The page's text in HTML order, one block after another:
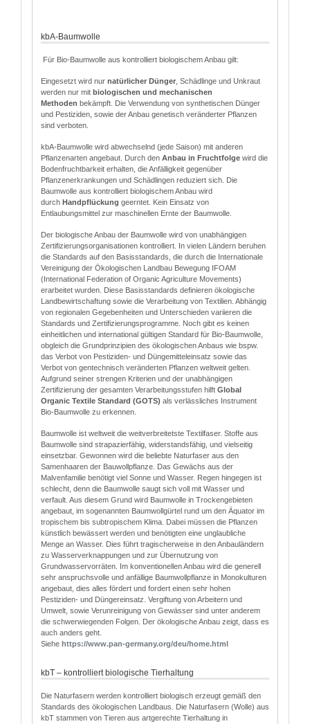
kbA-Baumwolle
Für Bio-Baumwolle aus kontrolliert biologischem Anbau gilt:
Eingesetzt wird nur natürlicher Dünger , Schädlinge und Unkraut
werden nur mit biologischen und mechanischen
Methoden bekämpft. Die Verwendung von synthetischen Dünger
und Pestiziden, sowie der Anbau genetisch veränderter Pflanzen
sind verboten.
kbA-Baumwolle wird abwechselnd (jede Saison) mit anderen
Pflanzenarten angebaut. Durch den Anbau in Fruchtfolge wird die
Bodenfruchtbarkeit erhalten, die Anfälligkeit gegenüber
Pflanzenerkrankungen und Schädlingen reduziert sich. Die
Baumwolle aus kontrolliert biologischem Anbau wird
durch Handpflückung geerntet. Kein Einsatz von
Entlaubungsmittel zur maschinellen Ernte der Baumwolle.
Der biologische Anbau der Baumwolle wird von unabhängigen
Zertifizierungsorganisationen kontrolliert. In vielen Ländern beruhen
die Standards auf den Basisstandards, die durch die Internationale
Vereinigung der Ökologischen Landbau Bewegung IFOAM
(International Federation of Organic Agriculture Movements)
erarbeitet wurden. Diese Basisstandards definieren ökologische
Landbewirtschaftung sowie die Verarbeitung von Textilien. Abhängig
von regionalen Gegebenheiten und Unterschieden variieren die
Standards und Zertifizierungsprogramme. Noch gibt es keinen
einheitlichen und international gültigen Standard für Bio-Baumwolle,
obgleich die Grundprinzipien des ökologischen Anbaus wie bspw.
das Verbot von Pestiziden- und Düngemitteleinsatz sowie das
Verbot von gentechnisch veränderten Pflanzen weltweit gelten.
Aufgrund seiner strengen Kriterien und der unabhängigen
Zertifizierung der gesamten Verarbeitungsstufen hilft Global
Organic Textile Standard (GOTS) als verlässliches Instrument
Bio-Baumwolle zu erkennen.
Baumwolle ist weltweit die weitverbreitetste Textilfaser. Stoffe aus
Baumwolle sind strapazierfähig, widerstandsfähig, und vielseitig
einsetzbar. Gewonnen wird die beliebte Naturfaser aus den
Samenhaaren der Bauwollpflanze. Das Gewächs aus der
Malvenfamilie benötigt viel Sonne und Wasser. Regen hingegen ist
schlecht, denn die Baumwolle saugt sich voll mit Wasser und
verfault. Aus diesem Grund wird Baumwolle in Trockengebieten
angebaut, im sogenannten Baumwollgürtel rund um den Äquator im
tropischem bis subtropischem Klima. Dabei müssen die Pflanzen
künstlich bewässert werden und benötigten eine unglaubliche
Menge an Wasser. Dies führt tragischerweise in den Anbauländern
zu Wasserverknappungen und zur Übernutzung von
Grundwasservorräten. Im konventionellen Anbau wird die generell
sehr anspruchsvolle und anfällige Baumwollpflanze in Monokulturen
angebaut, dies alles fördert und fordert einen sehr hohen
Pestiziden- und Düngereinsatz. Vergiftung von Arbeitern und
Umwelt, sowie Verunreinigung von Gewässer sind unter anderem
die schwerwiegenden Folgen. Der ökologische Anbau zeigt, dass es
auch anders geht.
Siehe https://www.pan-germany.org/deu/home.html
kbT – kontrolliert biologische Tierhaltung
Die Naturfasern werden kontrolliert biologisch erzeugt gemäß den
Standards des ökologischen Landbaus. Die Naturfasern (Wolle) aus
kbT stammen von Tieren aus artgerechte Tierhaltung in